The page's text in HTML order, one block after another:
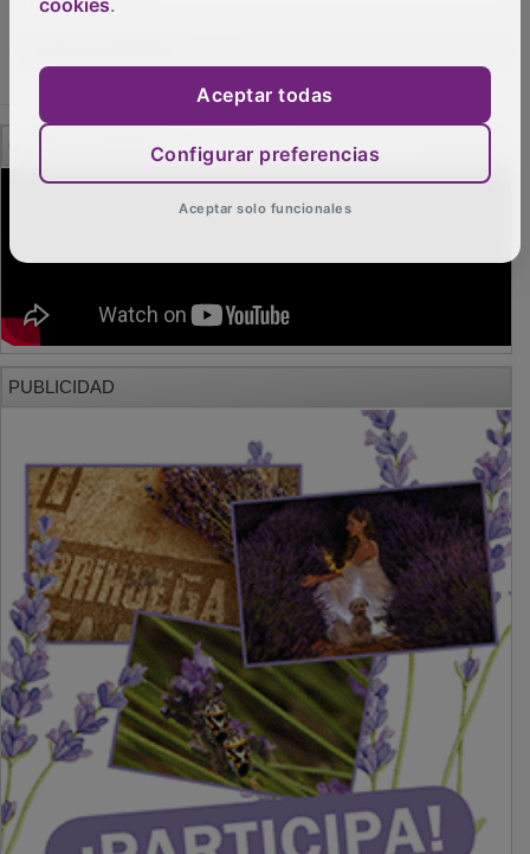
cookies.
Aceptar todas
Configurar preferencias
Aceptar solo funcionales